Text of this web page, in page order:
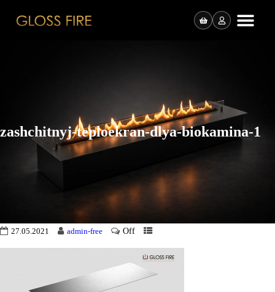
zashchitnyj-teploekran-dlya-biokamina-1
27.05.2021 admin-free Off